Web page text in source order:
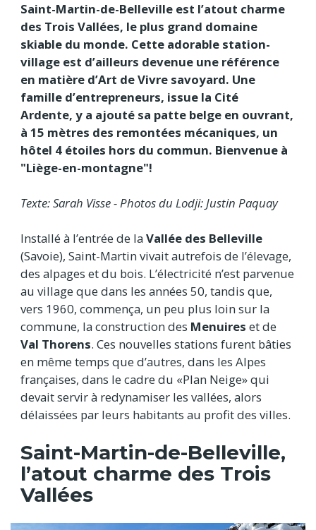
Saint-Martin-de-Belleville est l’atout charme
des Trois Vallées, le plus grand domaine
skiable du monde. Cette adorable station-
village est d’ailleurs devenue une référence
en matière d’Art de Vivre savoyard. Une
famille d’entrepreneurs, issue la Cité
Ardente, y a ajouté sa patte belge en ouvrant,
à 15 mètres des remontées mécaniques, un
hôtel 4 étoiles hors du commun. Bienvenue à
"Liège-en-montagne"!
Texte: Sarah Visse - Photos du Lodji: Justin Paquay
Installé à l’entrée de laVallée des Belleville
(Savoie), Saint-Martin vivait autrefois de l’élevage,
des alpages et du bois. L’électricité n’est parvenue
au village que dans les années 50, tandis que,
vers 1960, commença, un peu plus loin sur la
commune, la construction des Menuires et de
Val Thorens. Ces nouvelles stations furent bâties
en même temps que d’autres, dans les Alpes
françaises, dans le cadre du «Plan Neige» qui
devait servir à redynamiser les vallées, alors
délaissées par leurs habitants au profit des villes.
Saint-Martin-de-Belleville,
l’atout charme des Trois
Vallées